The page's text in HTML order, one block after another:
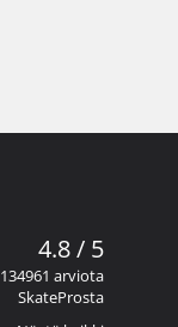
4.8 / 5
134961 arviota
SkateProsta